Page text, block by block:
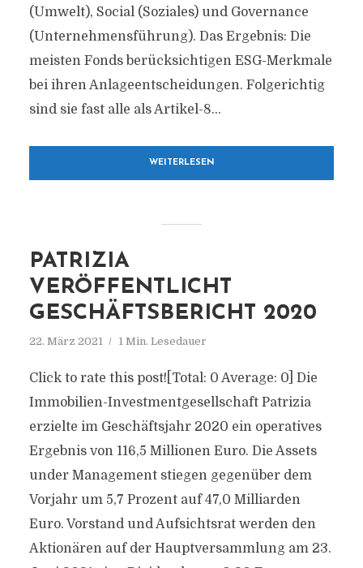
(Umwelt), Social (Soziales) und Governance
(Unternehmensführung). Das Ergebnis: Die
meisten Fonds berücksichtigen ESG-Merkmale
bei ihren Anlageentscheidungen. Folgerichtig
sind sie fast alle als Artikel-8...
WEITERLESEN
PATRIZIA
VERÖFFENTLICHT
GESCHÄFTSBERICHT 2020
22. März 2021 1 Min. Lesedauer
Click to rate this post![Total: 0 Average: 0] Die
Immobilien-Investmentgesellschaft Patrizia
erzielte im Geschäftsjahr 2020 ein operatives
Ergebnis von 116,5 Millionen Euro. Die Assets
under Management stiegen gegenüber dem
Vorjahr um 5,7 Prozent auf 47,0 Milliarden
Euro. Vorstand und Aufsichtsrat werden den
Aktionären auf der Hauptversammlung am 23.